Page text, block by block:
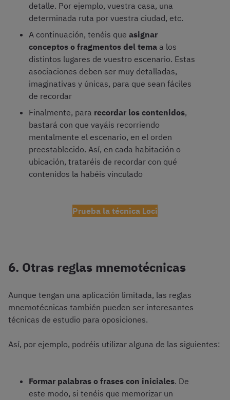
detalle. Por ejemplo, vuestra casa, una
determinada ruta por vuestra ciudad, etc.
A continuación, tenéis que asignar
conceptos o fragmentos del tema a los
distintos lugares de vuestro escenario. Estas
asociaciones deben ser muy detalladas,
imaginativas y únicas, para que sean fáciles
de recordar
Finalmente, para recordar los contenidos,
bastará con que vayáis recorriendo
mentalmente el escenario, en el orden
preestablecido. Así, en cada habitación o
ubicación, trataréis de recordar con qué
contenidos la habéis vinculado
Prueba la técnica Loci
6. Otras reglas mnemotécnicas
Aunque tengan una aplicación limitada, las reglas
mnemotécnicas también pueden ser interesantes
técnicas de estudio para oposiciones.
Así, por ejemplo, podréis utilizar alguna de las siguientes:
Formar palabras o frases con iniciales. De
este modo, si tenéis que memorizar un